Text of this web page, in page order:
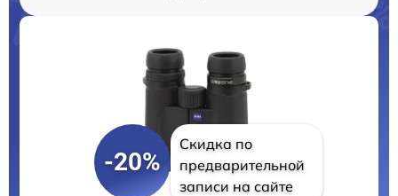
-20%
Скидка по
предварительной
записи на сайте